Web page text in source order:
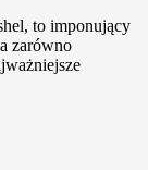
to imponujący
zarówno